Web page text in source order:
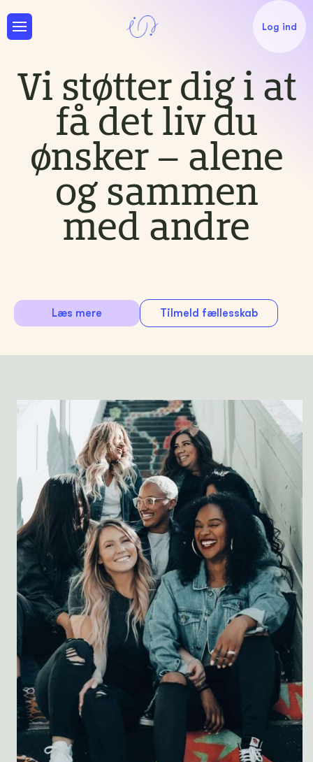
Log ind
Vi støtter dig i at
få det liv du
ønsker – alene
og sammen
med andre
Læs mere Tilmeld fællesskab